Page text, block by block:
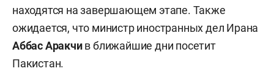
находятся на завершающем этапе. Также
ожидается, что министр иностранных дел Ирана
Аббас Аракчив ближайшие дни посетит
Пакистан.